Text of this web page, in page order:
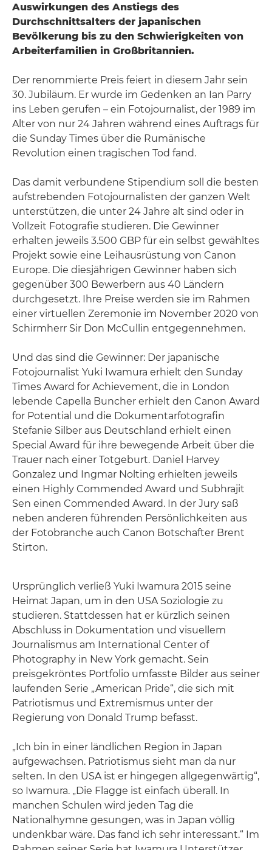
Auswirkungen des Anstiegs des
Durchschnittsalters der japanischen
Bevölkerung bis zu den Schwierigkeiten von
Arbeiterfamilien in Großbritannien.
Der renommierte Preis feiert in diesem Jahr sein
30. Jubiläum. Er wurde im Gedenken an Ian Parry
ins Leben gerufen – ein Fotojournalist, der 1989 im
Alter von nur 24 Jahren während eines Auftrags für
die Sunday Times über die Rumänische
Revolution einen tragischen Tod fand.
Das damit verbundene Stipendium soll die besten
aufstrebenden Fotojournalisten der ganzen Welt
unterstützen, die unter 24 Jahre alt sind oder in
Vollzeit Fotografie studieren. Die Gewinner
erhalten jeweils 3.500 GBP für ein selbst gewähltes
Projekt sowie eine Leihausrüstung von Canon
Europe. Die diesjährigen Gewinner haben sich
gegenüber 300 Bewerbern aus 40 Ländern
durchgesetzt. Ihre Preise werden sie im Rahmen
einer virtuellen Zeremonie im November 2020 von
Schirmherr Sir Don McCullin entgegennehmen.
Und das sind die Gewinner: Der japanische
Fotojournalist Yuki Iwamura erhielt den Sunday
Times Award for Achievement, die in London
lebende Capella Buncher erhielt den Canon Award
for Potential und die Dokumentarfotografin
Stefanie Silber aus Deutschland erhielt einen
Special Award für ihre bewegende Arbeit über die
Trauer nach einer Totgeburt. Daniel Harvey
Gonzalez und Ingmar Nolting erhielten jeweils
einen Highly Commended Award und Subhrajit
Sen einen Commended Award. In der Jury saß
neben anderen führenden Persönlichkeiten aus
der Fotobranche auch Canon Botschafter Brent
Stirton.
Ursprünglich verließ Yuki Iwamura 2015 seine
Heimat Japan, um in den USA Soziologie zu
studieren. Stattdessen hat er kürzlich seinen
Abschluss in Dokumentation und visuellem
Journalismus am International Center of
Photography in New York gemacht. Sein
preisgekröntes Portfolio umfasste Bilder aus seiner
laufenden Serie „American Pride“, die sich mit
Patriotismus und Extremismus unter der
Regierung von Donald Trump befasst.
„Ich bin in einer ländlichen Region in Japan
aufgewachsen. Patriotismus sieht man da nur
selten. In den USA ist er hingegen allgegenwärtig“,
so Iwamura. „Die Flagge ist einfach überall. In
manchen Schulen wird jeden Tag die
Nationalhymne gesungen, was in Japan völlig
undenkbar wäre. Das fand ich sehr interessant.“ Im